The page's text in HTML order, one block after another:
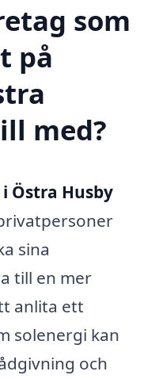
som
på
med?
Östra Husby
sina
till en mer
anlita ett
solenergi kan
och